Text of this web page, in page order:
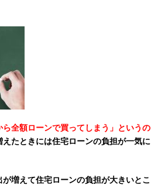
全額ローンで買ってしまう」というの
たときには住宅ローンの負担が一気に
増えて住宅ローンの負担が大きいとこ